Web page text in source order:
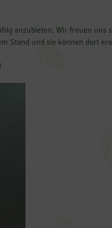
anzubieten. Wir freuen uns
Stand und sie können dort